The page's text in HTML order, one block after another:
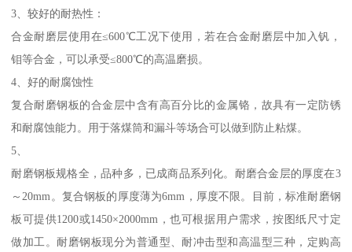
3、较好的耐热性：
合金耐磨层使用在≤600℃工况下使用，若在合金耐磨层中加入钒，
钼等合金，可以承受≤800℃的高温磨损。
4、好的耐腐蚀性
复合耐磨钢板的合金层中含有高百分比的金属铬，故具有一定防锈
和耐腐蚀能力。用于落煤筒和漏斗等场合可以做到防止粘煤。
5、
耐磨钢板规格全，品种多，已成商品系列化。耐磨合金层的厚度在3
～20mm。复合钢板的厚度薄为6mm，厚度不限。目前，标准耐磨钢
板可提供1200或1450×2000mm，也可根据用户需求，按图纸尺寸定
做加工。耐磨钢板现分为普通型、耐冲击型和高温型三种，定购高